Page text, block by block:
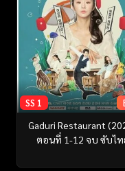
SS 1
Gaduri Restaurant
ตอนที่ 1-12 จบ ซับไท